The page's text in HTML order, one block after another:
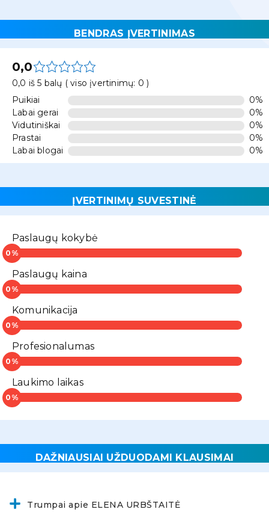
BENDRAS ĮVERTINIMAS
0,0
0,0 iš 5 balų ( viso įvertinimų: 0 )
Puikiai
0%
Labai gerai
0%
Vidutiniškai
0%
Prastai
0%
Labai blogai
0%
ĮVERTINIMŲ SUVESTINĖ
Paslaugų kokybė
Paslaugų kaina
Komunikacija
Profesionalumas
Laukimo laikas
DAŽNIAUSIAI UŽDUODAMI KLAUSIMAI
Trumpai apie ELENA URBŠTAITĖ